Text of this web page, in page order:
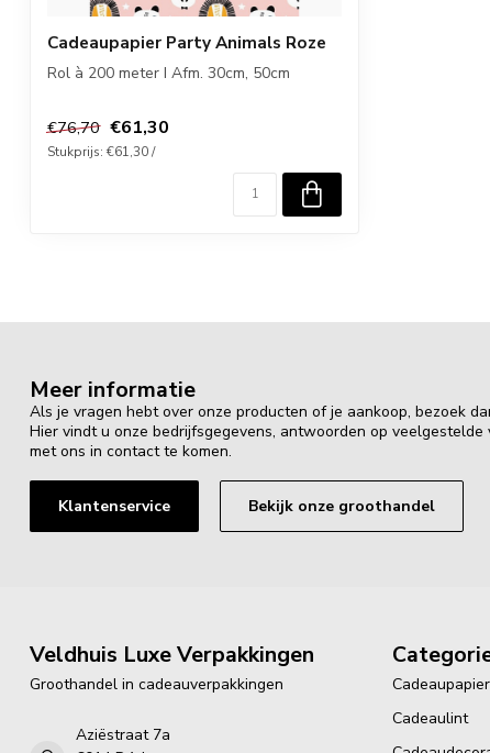
Cadeaupapier Party Animals Roze
Rol à 200 meter I Afm. 30cm, 50cm
€76,70 €61,30
Stukprijs: €61,30 /
Meer informatie
Als je vragen hebt over onze producten of je aankoop, bezoek
Hier vindt u onze bedrijfsgegevens, antwoorden op
met ons in contact te komen.
Klantenservice Bekijk onze groothandel
Veldhuis Luxe Verpakkingen
Groothandel in cadeauverpakkingen
Aziëstraat 7a
Cadeaupapier
Cadeaulint